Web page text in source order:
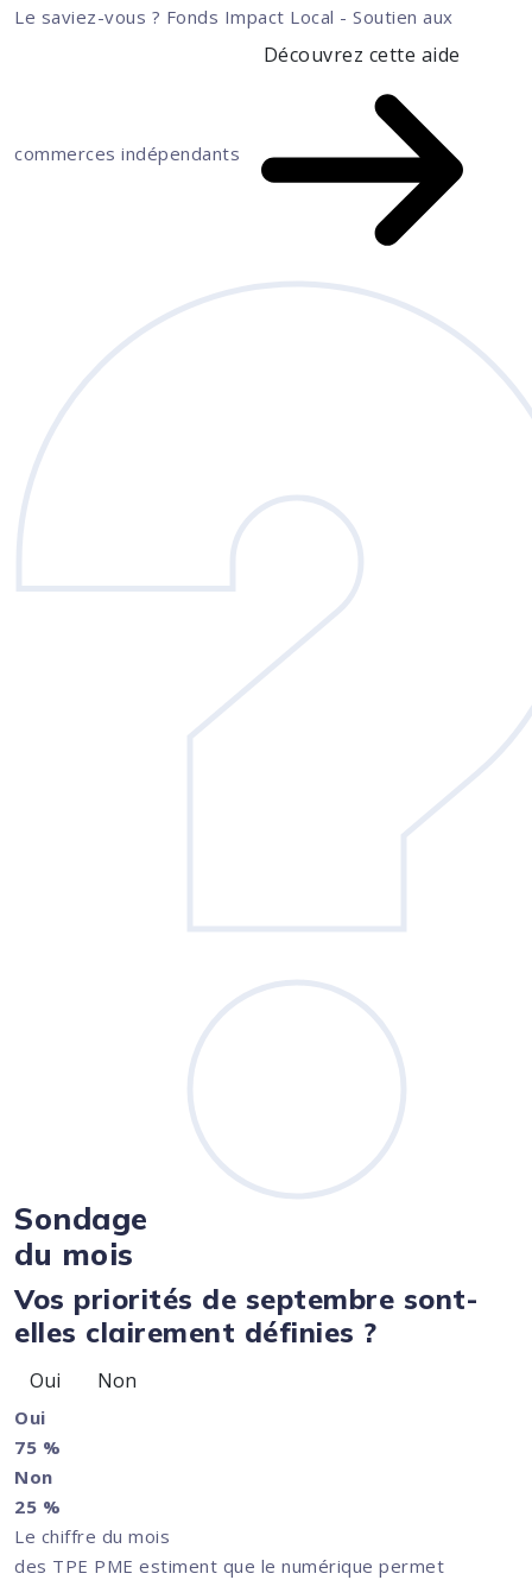
Le saviez-vous ? Fonds Impact Local - Soutien aux
commerces indépendants
Découvrez cette aide
Sondage
du mois
Vos priorités de septembre sont-
elles clairement définies ?
Oui Non
Oui
75 %
Non
25 %
Le chiffre du mois
des TPE PME estiment que le numérique permet